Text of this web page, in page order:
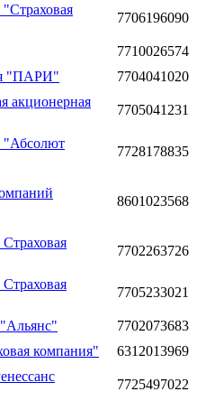
7706196090
7710026574
"ПАРИ" 7704041020
акционерная
7705041231
"Абсолют
7728178835
8601023568
7702263726
7705233021
7702073683
компания" 6312013969
7725497022